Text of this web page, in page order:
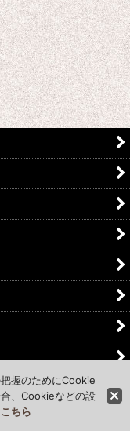
握のためにCookie
、Cookieなどの設
こちら